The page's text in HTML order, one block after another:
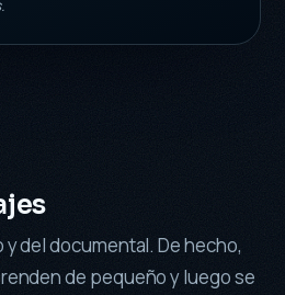
del documental. De hecho,
de pequeño y luego se